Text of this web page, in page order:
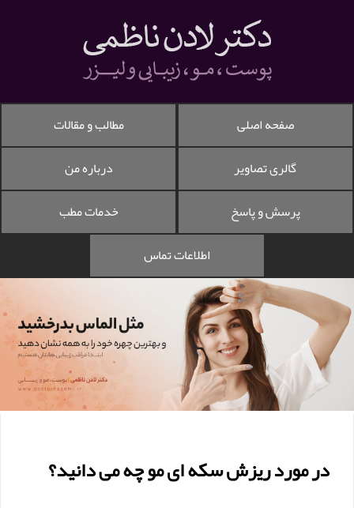
صفحه اصلی
مطالب و مقالات
گالری تصاویر
درباره من
پرسش و پاسخ
خدمات مطب
اطلاعات تماس
در مورد ریزش سکه ای مو چه می دانید؟